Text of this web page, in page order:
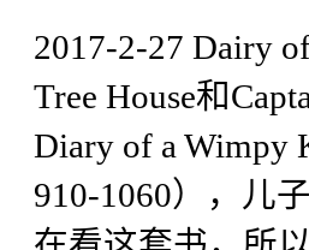
2017-2-27 Dairy
Tree House和
Diary of a
910-1060），儿